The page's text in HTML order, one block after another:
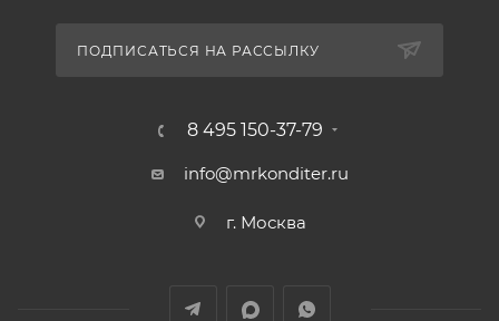
ПОДПИСАТЬСЯ НА РАССЫЛКУ
8 495 150-37-79
info@mrkonditer.ru
г. Москва